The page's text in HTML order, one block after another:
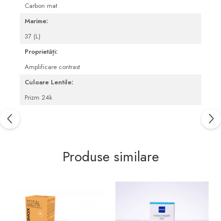
Pleoape și zona perioculară
Tratament Blefarită
Carbon mat
Marime:
37 (L)
Proprietăți:
Amplificare contrast
Culoare Lentile:
Prizm 24k
Produse similare